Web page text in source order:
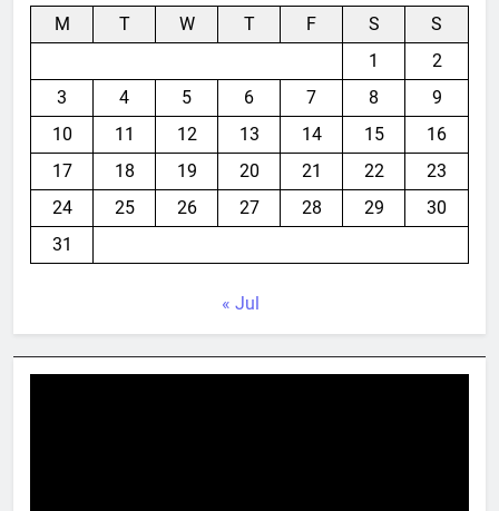
M T W T F S
S
1
2
3
4 5 6 7 8
9
10
11 12 13 14 15
16
17
18 19 20 21 22
23
24
25 26 27 28 29
30
31
« Jul